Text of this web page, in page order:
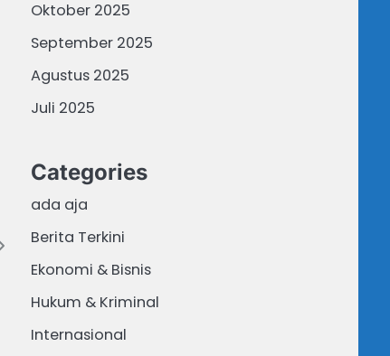
Oktober 2025
September 2025
Agustus 2025
Juli 2025
Categories
ada aja
Berita Terkini
Ekonomi & Bisnis
Hukum & Kriminal
Internasional